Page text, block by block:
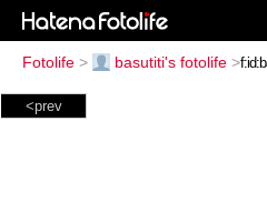
Fotolife > basutiti's fotolife >
<prev